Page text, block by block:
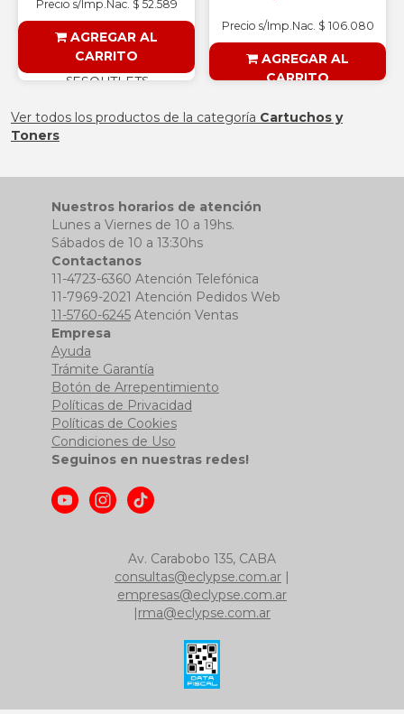
Precio s/Imp.Nac. $ 52.589
AGREGAR AL
CARRITO
§ESOUTLET§
Precio s/Imp.Nac. $ 106.080
AGREGAR AL
CARRITO
Ver todos los productos de la categoría Cartuchos y
Toners
Nuestros horarios de atención
Lunes a Viernes de 10 a 19hs.
Sábados de 10 a 13:30hs
Contactanos
11-4723-6360 Atención Telefónica
11-7969-2021 Atención Pedidos Web
11-5760-6245Atención Ventas
Empresa
Ayuda
Trámite Garantía
Botón de Arrepentimiento
Políticas de Privacidad
Políticas de Cookies
Condiciones de Uso
Seguinos en nuestras redes!
Av. Carabobo 135, CABA
consultas@eclypse.com.ar |
empresas@eclypse.com.ar
|rma@eclypse.com.ar